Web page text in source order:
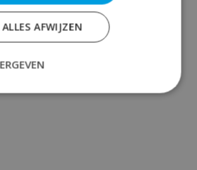
ALLES AFWIJZEN